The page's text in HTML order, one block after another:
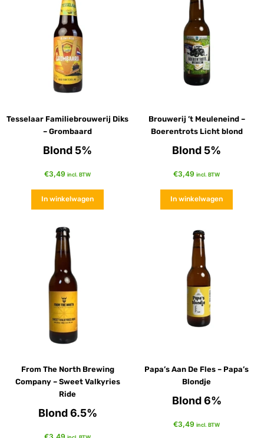
Tesselaar Familiebrouwerij Diks
– Grombaard
Blond 5%
€3,49 incl. BTW
In winkelwagen
Brouwerij ’t Meuleneind –
Boerentrots Licht blond
Blond 5%
€3,49 incl. BTW
In winkelwagen
From The North Brewing
Company – Sweet Valkyries
Ride
Blond 6.5%
Papa’s Aan De Fles – Papa’s
Blondje
Blond 6%
€3,49 incl. BTW